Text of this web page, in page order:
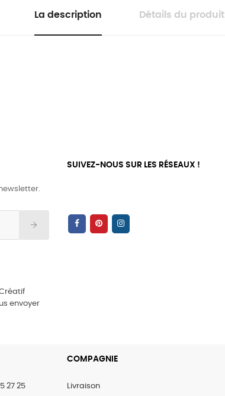
La description Détails du produit
envoyer
SUIVEZ-NOUS SUR LES RÉSEAUX !
27 25
COMPAGNIE
Livraison